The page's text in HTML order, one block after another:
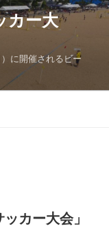
カー大
に開催されるビー
カー大会」